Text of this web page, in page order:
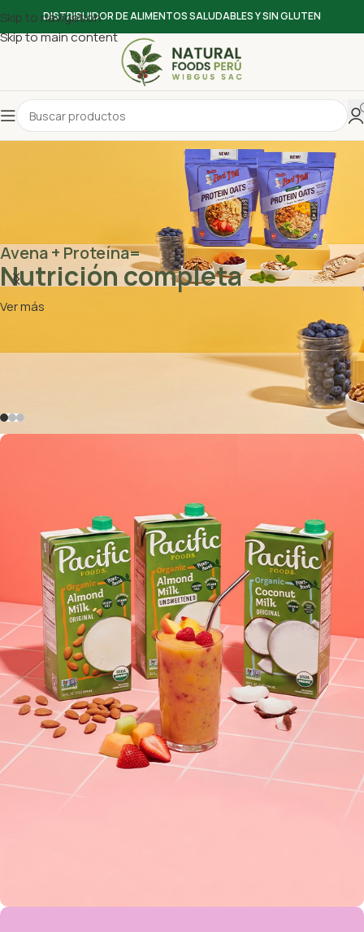
Skip to navigation
Skip to main content
DISTRIBUIDOR DE ALIMENTOS SALUDABLES Y SIN GLUTEN
Avena + Proteína=
Nutrición completa
Ver más